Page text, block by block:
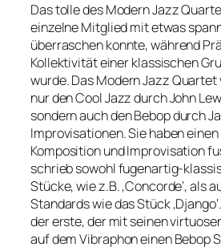
Das tolle des Modern Jazz
einzelne Mitglied mit etwas
überraschen konnte, während
Kollektivität einer klassischen
wurde. Das Modern Jazz
nur den Cool Jazz durch John
sondern auch den Bebop durch
Improvisationen. Sie haben
Komposition und Improvisation
schrieb sowohl fugenartig-
Stücke, wie z.B. ‚Concorde‘, als
Standards wie das Stück
der erste, der mit seinen
auf dem Vibraphon einen Bebop